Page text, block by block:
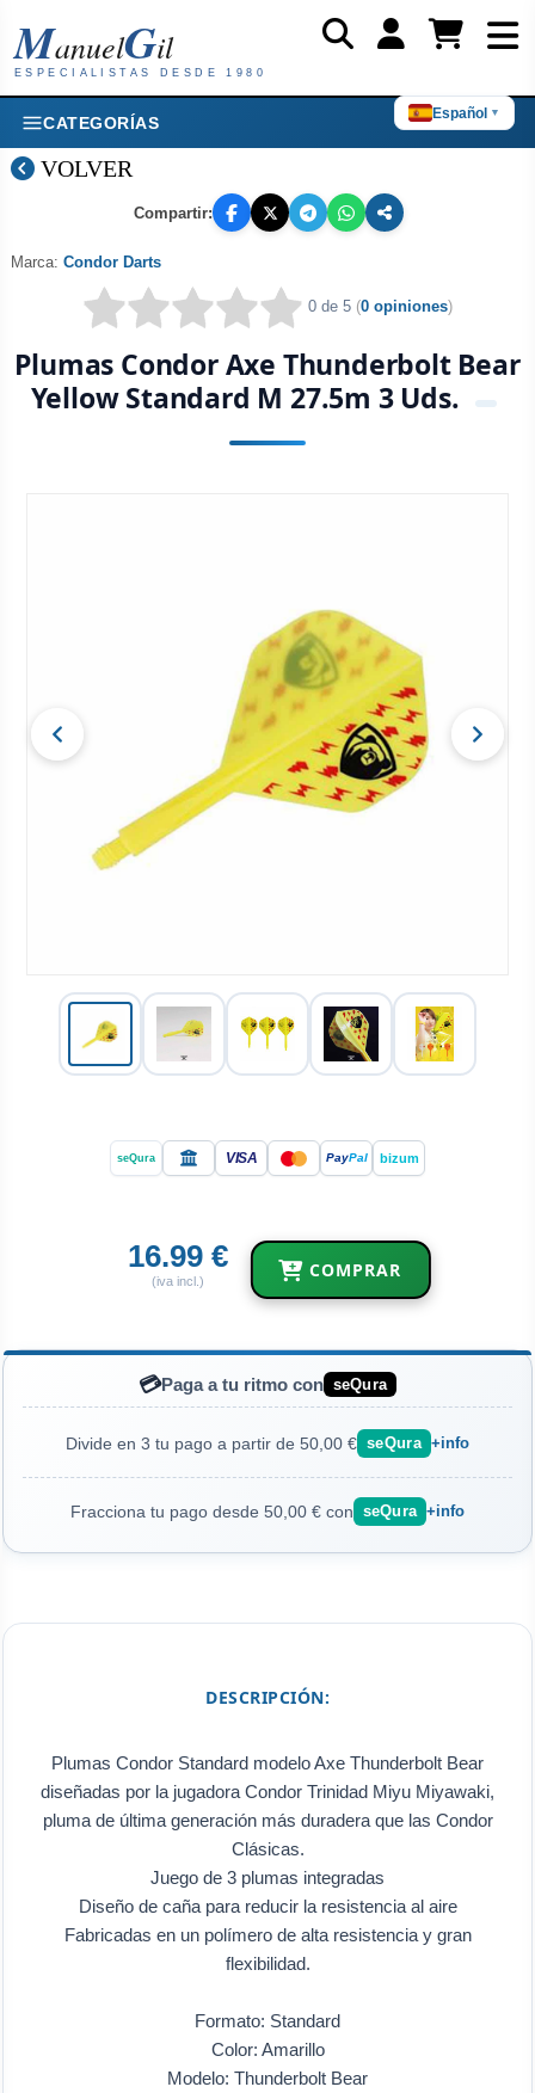
Español ▼
ManuelGil
ESPECIALISTAS DESDE 1980
CATEGORÍAS
VOLVER
Compartir:
seQura VISA PayPal bizum
16.99 €
(iva incl.) COMPRAR
💳Paga a tu ritmo con seQura
Divide en 3 tu pago a partir de 50,00 € seQura +info
Fracciona tu pago desde 50,00 € con seQura +info
0 de 5 (0 opiniones)
Plumas Condor Axe Thunderbolt Bear
Yellow Standard M 27.5m 3 Uds.
Marca: Condor Darts
DESCRIPCIÓN:
Plumas Condor Standard modelo Axe Thunderbolt Bear
diseñadas por la jugadora Condor Trinidad Miyu Miyawaki,
pluma de última generación más duradera que las Condor
Clásicas.
Juego de 3 plumas integradas
Diseño de caña para reducir la resistencia al aire
Fabricadas en un polímero de alta resistencia y gran
flexibilidad.
Formato: Standard
Color: Amarillo
Modelo: Thunderbolt Bear